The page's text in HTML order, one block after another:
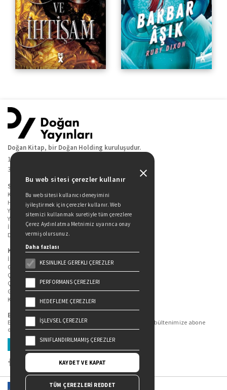
Doğan Kitap, bir Doğan Holding kuruluşudur.
19 Mayıs Cad. Golden Plaza No:1 Kat:10
34360 / Şişli / İstanbul
Sitede Yer Alan Sayfalar
Kitaplarımız
Hakkımızda
Yazarlarımız
Yazar Adayları İçin
İletişim
Duygu Asena Roman Ödülü
Kişisel Verilerin Korunması
İlgili Kişi Başvuru Formu
Genel Aydınlatma Metni
Çekiliş Aydınlatma Metni
Çerez Aydınlatma Metni
Gizlilik Politikası
Kullanım Şartları
Bizi Takip Edin...
En güncel kitap ve etkinliklerden haberdar olmak için bültenimize abone
olun.
Üye Ol
Bu web sitesi çerezler kullanır
Bu web sitesi kullanıcı deneyimini
iyileştirmek için çerezler kullanır. Web
sitemizi kullanmak suretiyle tüm çerezlere
Çerez Aydınlatma Metnimiz uyarınca onay
vermiş olursunuz.
Daha fazlası
KESINLIKLE GEREKLI ÇEREZLER
PERFORMANS ÇEREZLERI
HEDEFLEME ÇEREZLERI
İŞLEVSEL ÇEREZLER
SINIFLANDIRILMAMIŞ ÇEREZLER
KAYDET VE KAPAT
TÜM ÇEREZLERİ REDDET